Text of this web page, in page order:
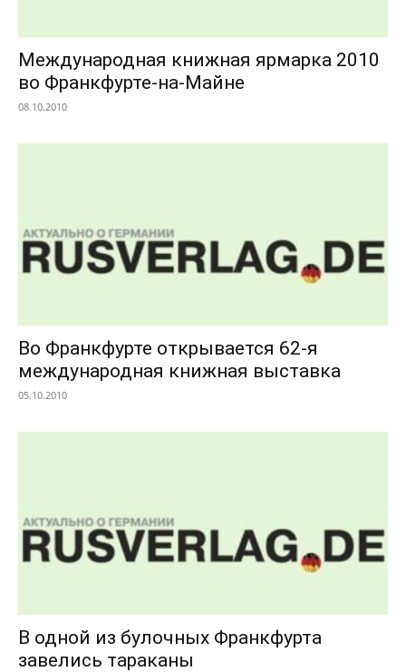
Международная книжная ярмарка 2010
во Франкфурте-на-Майне
08.10.2010
Во Франкфурте открывается 62-я
международная книжная выставка
05.10.2010
В одной из булочных Франкфурта
завелись тараканы